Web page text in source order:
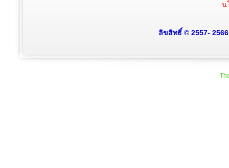
น
ลิขสิทธิ์ © 2557-